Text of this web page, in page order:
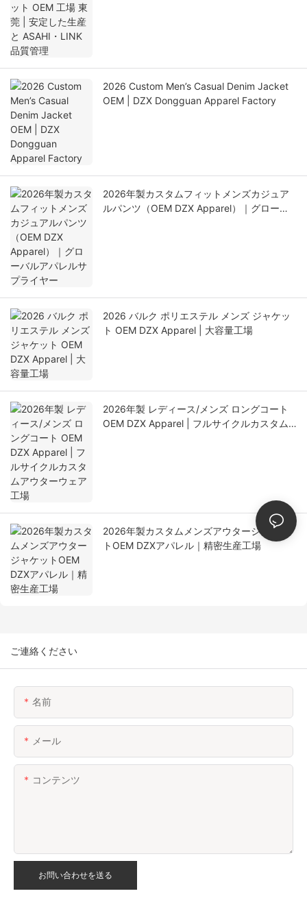
2026 Custom Men’s Casual Denim Jacket
OEM | DZX Dongguan Apparel Factory
2026年製カスタムフィットメンズカジュア
ルパンツ（OEM DZX Apparel）｜グローバ
2026 バルク ポリエステル メンズ ジャケッ
ト OEM DZX Apparel | 大容量工場
2026年製 レディース/メンズ ロングコート
OEM DZX Apparel | フルサイクルカスタム
2026年製カスタムメンズアウタージャケッ
トOEM DZXアパレル｜精密生産工場
ご連絡ください
名前
メール
コンテンツ
お問い合わせを送る